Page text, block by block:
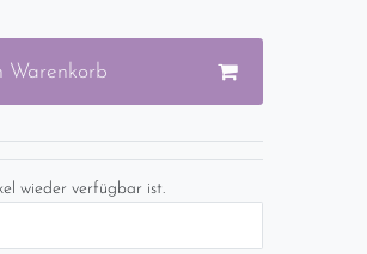
Warenkorb
wieder verfügbar ist.